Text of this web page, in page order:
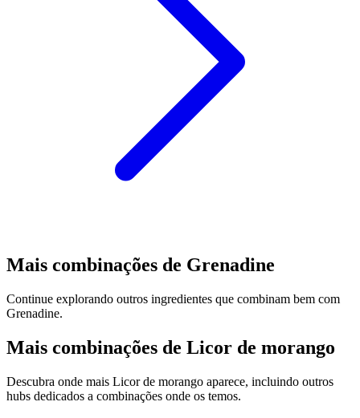
Mais combinações de Grenadine
Continue explorando outros ingredientes que combinam bem com
Grenadine.
Mais combinações de Licor de morango
Descubra onde mais Licor de morango aparece, incluindo outros
hubs dedicados a combinações onde os temos.